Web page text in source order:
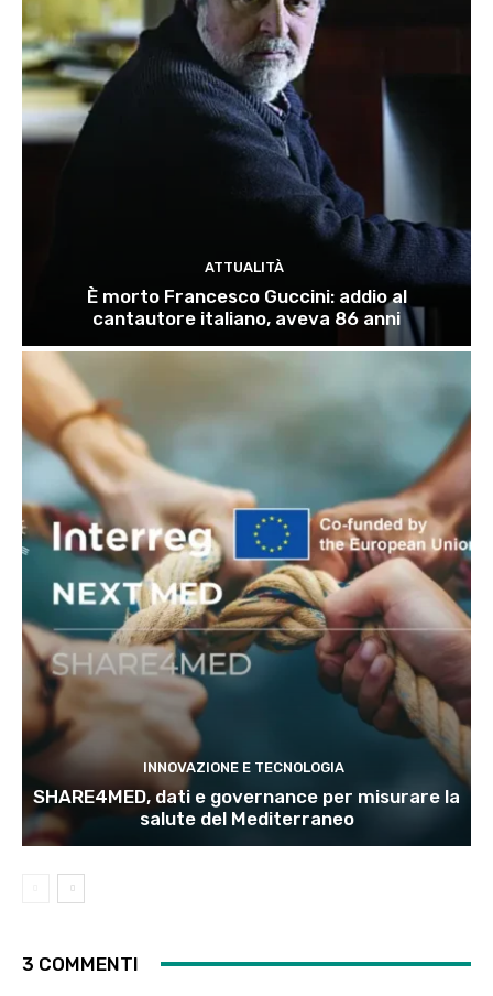
ATTUALITÀ
È morto Francesco Guccini: addio al
cantautore italiano, aveva 86 anni
INNOVAZIONE E TECNOLOGIA
SHARE4MED, dati e governance per misurare la
salute del Mediterraneo
3 COMMENTI